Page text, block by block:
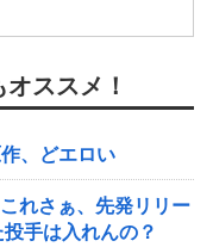
ススメ！
、どエロい
れさぁ、先発リリー
手は入れんの？